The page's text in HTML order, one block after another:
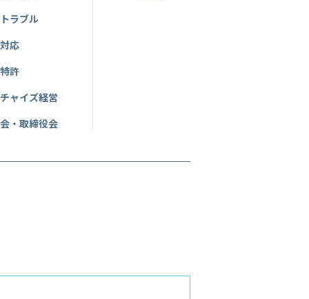
ラブル
応
許
ャイズ経営
・取締役会